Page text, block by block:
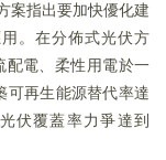
案指出要加快優化建
。在分佈式光伏方
配電、柔性用電於一
可再生能源替代率達
伏覆蓋率力爭達到